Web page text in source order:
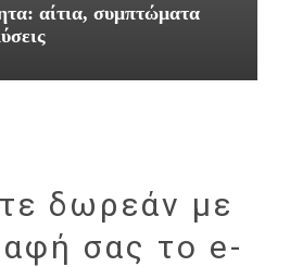
αίτια, συμπτώματα
δωρεάν με
σας το e-